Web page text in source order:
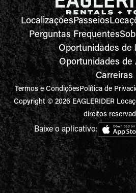
LocalizaçõesPasseios
Perguntas Frequentes
Oportunidades de
Oportunidades de
Carreiras
Termos e CondiçõesPolítica de
Copyright © 2026 EAGLERIDER
direitos
Baixe o aplicativo: